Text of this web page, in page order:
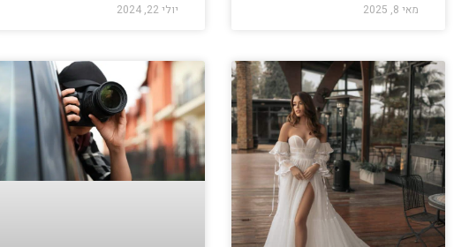
מאי 8, 2025 יולי 22, 2024